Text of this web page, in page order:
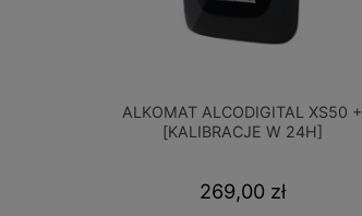
ALKOMAT ALCODIGITAL XS50 +
[KALIBRACJE W 24H]
269,00 zł